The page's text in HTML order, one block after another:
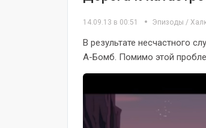
14.09.13 в 00:51 Эпизоды /
В результате несчастного
А-Бомб. Помимо этой